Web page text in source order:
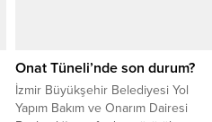
Onat Tüneli’nde son durum?
İzmir Büyükşehir Belediyesi Yol
Yapım Bakım ve Onarım Dairesi